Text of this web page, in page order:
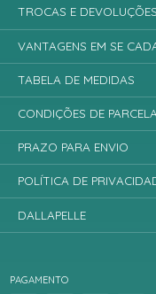
PAGAMENTO
TROCAS E DEVOLUÇÕES
VANTAGENS EM SE
TABELA DE MEDIDAS
CONDIÇÕES DE
PRAZO PARA ENVIO
POLÍTICA DE
DALLAPELLE